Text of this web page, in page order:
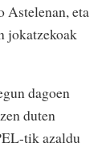
Astelenan, eta
jokatzekoak
dagoen
duten
tik azaldu